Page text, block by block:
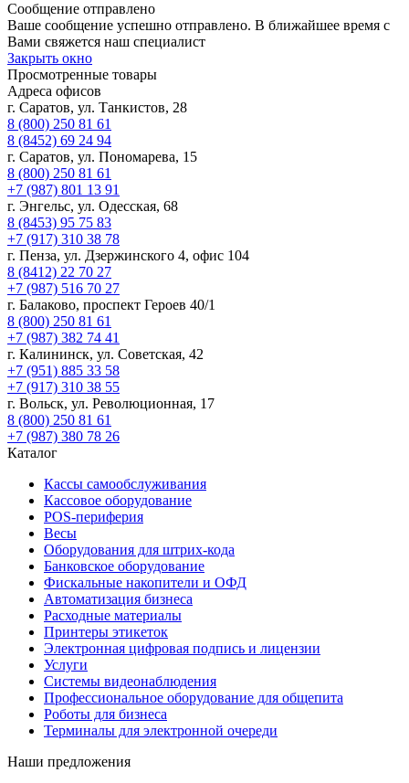
Сообщение отправлено
Ваше сообщение успешно отправлено. В ближайшее время с
Вами свяжется наш специалист
Закрыть окно
Просмотренные товары
Адреса офисов
г. Саратов, ул. Танкистов, 28
8 (800) 250 81 61
8 (8452) 69 24 94
г. Саратов, ул. Пономарева, 15
8 (800) 250 81 61
+7 (987) 801 13 91
г. Энгельс, ул. Одесская, 68
8 (8453) 95 75 83
+7 (917) 310 38 78
г. Пенза, ул. Дзержинского 4, офис 104
8 (8412) 22 70 27
+7 (987) 516 70 27
г. Балаково, проспект Героев 40/1
8 (800) 250 81 61
+7 (987) 382 74 41
г. Калининск, ул. Советская, 42
+7 (951) 885 33 58
+7 (917) 310 38 55
г. Вольск, ул. Революционная, 17
8 (800) 250 81 61
+7 (987) 380 78 26
Каталог
Кассы самообслуживания
Кассовое оборудование
POS-периферия
Весы
Оборудования для штрих-кода
Банковское оборудование
Фискальные накопители и ОФД
Автоматизация бизнеса
Расходные материалы
Принтеры этикеток
Электронная цифровая подпись и лицензии
Услуги
Системы видеонаблюдения
Профессиональное оборудование для общепита
Роботы для бизнеса
Терминалы для электронной очереди
Наши предложения